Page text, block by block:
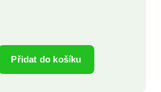
Přidat do košíku